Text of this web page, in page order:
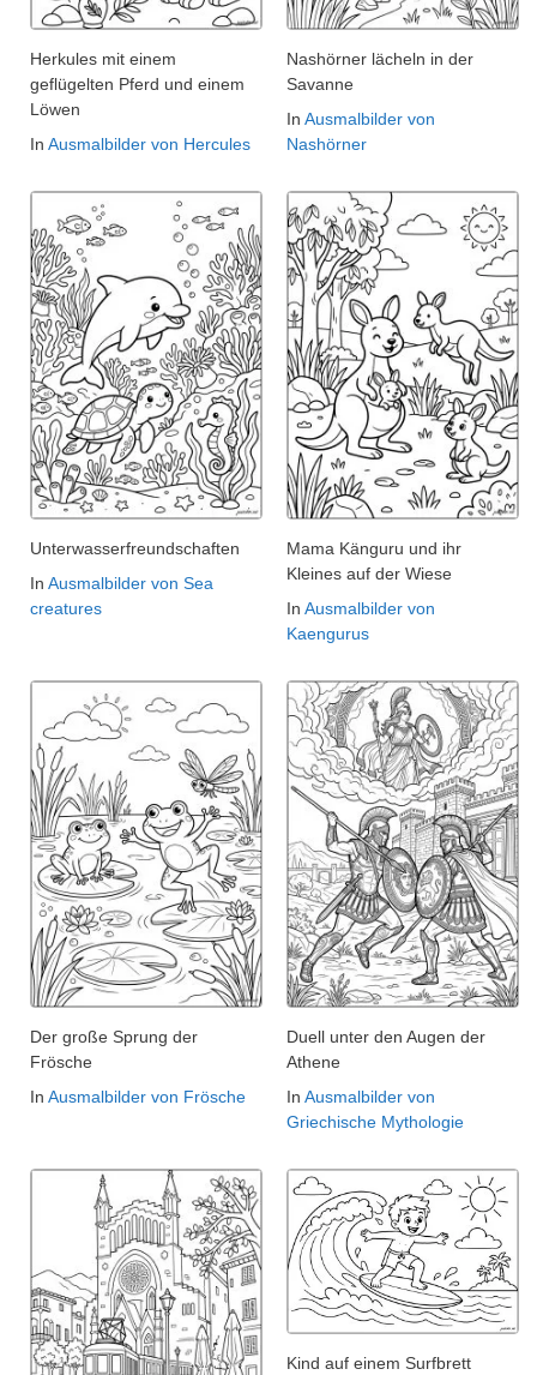
Herkules mit einem
geflügelten Pferd und einem
Löwen
In Ausmalbilder von Hercules
Nashörner lächeln in der
Savanne
In Ausmalbilder von
Nashörner
Unterwasserfreundschaften
In Ausmalbilder von Sea
creatures
Mama Känguru und ihr
Kleines auf der Wiese
In Ausmalbilder von
Kaengurus
Der große Sprung der
Frösche
In Ausmalbilder von Frösche
Duell unter den Augen der
Athene
In Ausmalbilder von
Griechische Mythologie
Kind auf einem Surfbrett